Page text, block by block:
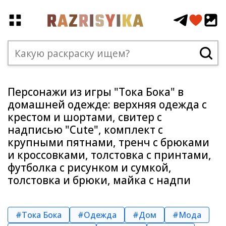
Персонажи из игры "Тока Бока" в
домашней одежде: верхняя одежда с
крестом и шортами, свитер с
надписью "Cute", комплект с
крупными пятнами, тренч с брюками
и кроссовками, толстовка с принтами,
футболка с рисунком и сумкой,
толстовка и брюки, майка с надпи
#Тока Бока #Одежда #Дом
#Мода